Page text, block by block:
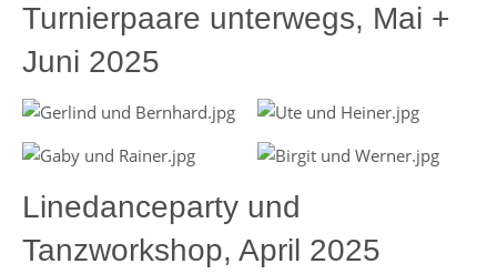
Turnierpaare unterwegs, Mai +
Juni 2025
Linedanceparty und
Tanzworkshop, April 2025